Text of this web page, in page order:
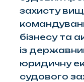
захисту
бізнесу та
із
юридичну
судового